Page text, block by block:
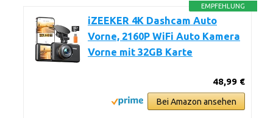
EMPFEHLUNG
iZEEKER 4K Dashcam Auto
Vorne, 2160P WiFi Auto Kamera
Vorne mit 32GB Karte
48,99 €
Bei Amazon ansehen